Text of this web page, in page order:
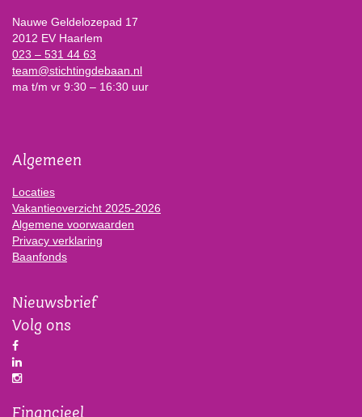
Nauwe Geldelozepad 17
2012 EV Haarlem
023 – 531 44 63
team@stichtingdebaan.nl
ma t/m vr 9:30 – 16:30 uur
Algemeen
Locaties
Vakantieoverzicht 2025-2026
Algemene voorwaarden
Privacy verklaring
Baanfonds
Nieuwsbrief
Volg ons
Financieel